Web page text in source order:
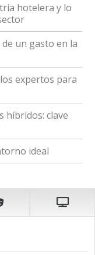
hotelera y lo
un gasto en la
expertos para
híbridos: clave
ideal